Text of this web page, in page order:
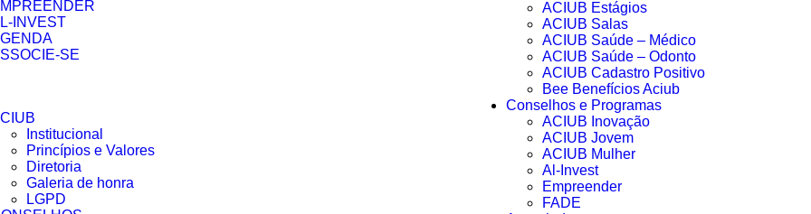
INVEST
SE
Institucional
Princípios e Valores​
Diretoria
Galeria de honra
LGPD
ACIUB Estágios
ACIUB Salas
ACIUB Saúde – Médico
ACIUB Saúde – Odonto
ACIUB Cadastro Positivo
Bee Benefícios Aciub
Conselhos e Programas
ACIUB Inovação
ACIUB Jovem
ACIUB Mulher
Al-Invest
Empreender
FADE